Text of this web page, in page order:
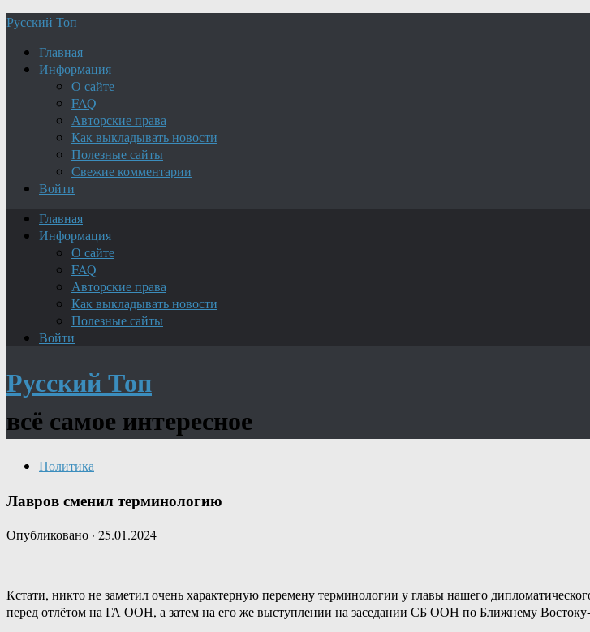
Русский Топ
Главная
Информация
О сайте
FAQ
Авторские права
Как выкладывать новости
Полезные сайты
Свежие комментарии
Войти
Главная
Информация
О сайте
FAQ
Авторские права
Как выкладывать новости
Полезные сайты
Войти
Русский Топ
всё самое интересное
Политика
Лавров сменил терминологию
Опубликовано · 25.01.2024
Кстати, никто не заметил очень характерную перемену терминологии у главы нашего
перед отлётом на ГА ООН, а затем на его же выступлении на заседании СБ ООН по Ближнему